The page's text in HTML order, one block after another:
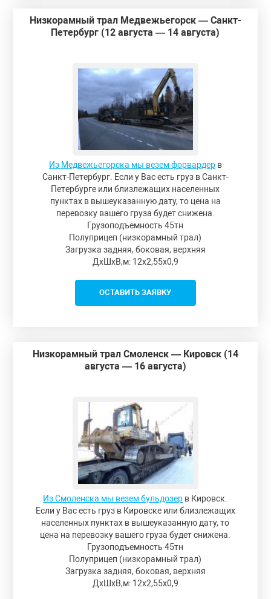
Низкорамный трал Медвежьегорск — Санкт-
Петербург (12 августа — 14 августа)
Из Медвежьегорска мы везем форвардерв
Санкт-Петербург. Если у Вас есть груз в Санкт-
Петербурге или близлежащих населенных
пунктах в вышеуказанную дату, то цена на
перевозку вашего груза будет снижена.
Грузоподъемность 45тн
Полуприцеп (низкорамный трал)
Загрузка задняя, боковая, верхняя
ДxШxВ,м: 12x2,55x0,9
ОСТАВИТЬ ЗАЯВКУ
Низкорамный трал Смоленск — Кировск (14
августа — 16 августа)
Из Смоленска мы везем бульдозер в Кировск.
Если у Вас есть груз в Кировске или близлежащих
населенных пунктах в вышеуказанную дату, то
цена на перевозку вашего груза будет снижена.
Грузоподъемность 45тн
Полуприцеп (низкорамный трал)
Загрузка задняя, боковая, верхняя
ДxШxВ,м: 12x2,55x0,9